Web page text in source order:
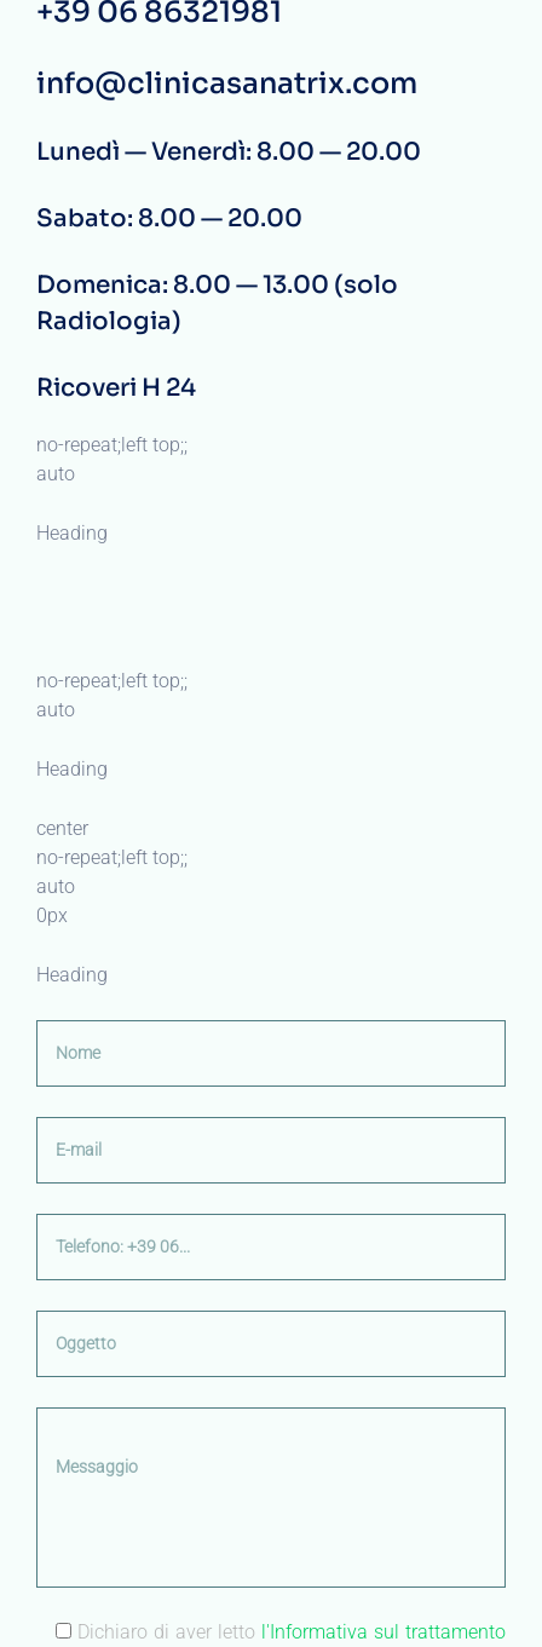
+39 06 86321981
info@clinicasanatrix.com
Lunedì — Venerdì: 8.00 — 20.00
Sabato: 8.00 — 20.00
Domenica: 8.00 — 13.00 (solo
Radiologia)
Ricoveri H 24
no-repeat;left top;;
auto
Heading
no-repeat;left top;;
auto
Heading
center
no-repeat;left top;;
auto
0px
Heading
Dichiaro di aver letto l'Informativa sul trattamento